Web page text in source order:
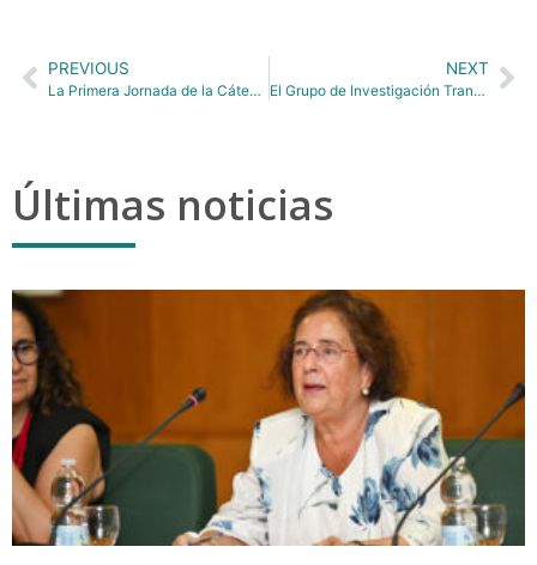
PREVIOUS
La Primera Jornada de la Cátedra Nos Mueves ALSA-UPM sobre movilidad sostenible se celebrará el 23 de octubre en la ETSI Caminos, Canales y Puertos de la UPM.
NEXT
El Grupo de Investigación Transporte, Infraestructuras y Territorio tGIS-UCM busca candidaturas para contrato de formación de personal investigador predoctoral FPI
Últimas noticias